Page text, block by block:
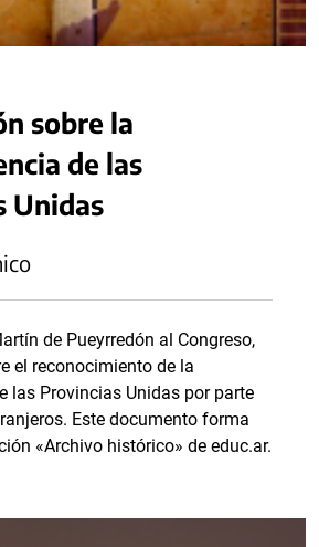
sobre la
de las
Unidas
de Pueyrredón al Congreso,
el reconocimiento de la
las Provincias Unidas por parte
Este documento forma
«Archivo histórico» de educ.ar.